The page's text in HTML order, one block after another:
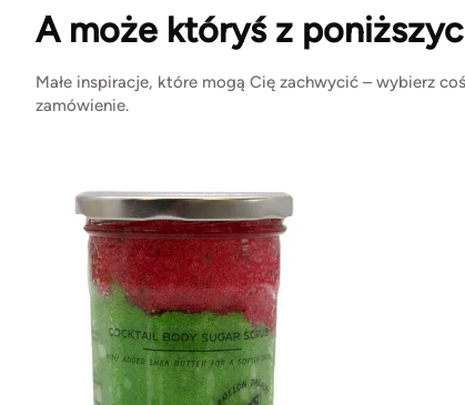
A może któryś z
Małe inspiracje, które mogą Cię zachwycić – wybierz
zamówienie.